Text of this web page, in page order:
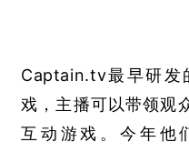
Captain.tv最早研发
戏，主播可以带领观
互动游戏。今年他